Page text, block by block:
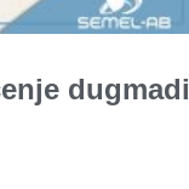
dugmadi